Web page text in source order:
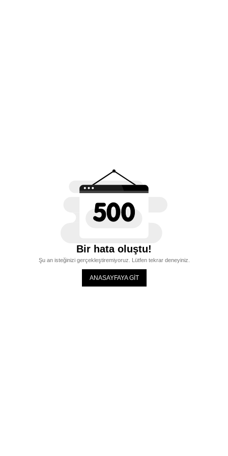
Bir hata oluştu!
Şu an isteğinizi gerçekleştiremiyoruz. Lütfen tekrar deneyiniz.
ANASAYFAYA GİT